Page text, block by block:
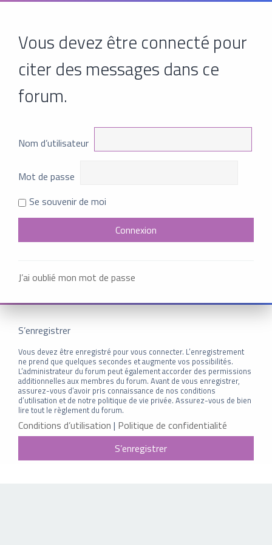
Vous devez être connecté pour
citer des messages dans ce
forum.
Nom d’utilisateur
Mot de passe
Se souvenir de moi
J’ai oublié mon mot de passe
S’enregistrer
Vous devez être enregistré pour vous connecter. L’enregistrement
ne prend que quelques secondes et augmente vos possibilités.
L’administrateur du forum peut également accorder des permissions
additionnelles aux membres du forum. Avant de vous enregistrer,
assurez-vous d’avoir pris connaissance de nos conditions
d’utilisation et de notre politique de vie privée. Assurez-vous de bien
lire tout le règlement du forum.
Conditions d’utilisation | Politique de confidentialité
S’enregistrer